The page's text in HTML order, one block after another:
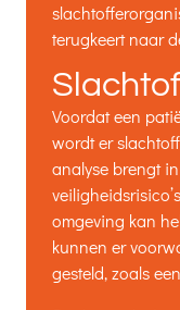
terugkeert naar
Voordat een
wordt er
analyse brengt
omgeving kan
kunnen er
gesteld, zoals